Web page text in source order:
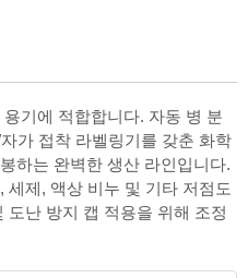
기에 적합합니다. 자동 병 분
가 접착 라벨링기를 갖춘 화학
하는 완벽한 생산 라인입니다.
세제, 액상 비누 및 기타 저점도
도난 방지 캡 적용을 위해 조정